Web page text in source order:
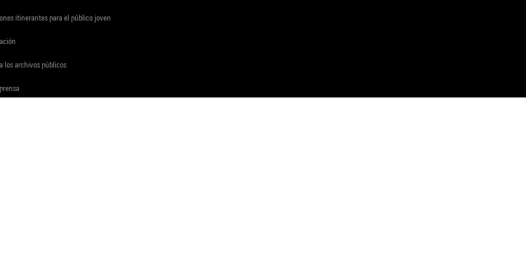
itinerantes para el público joven
los archivos públicos